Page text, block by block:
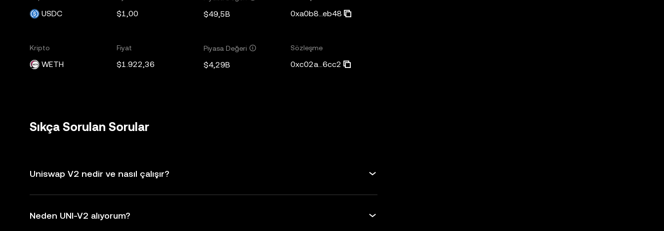
USDC $1,00 $49,5B 0xa0b8...eb48
Kripto
WETH
Fiyat
$1.922,36
Piyasa Değeri
$4,29B
Sözleşme
0xc02a...6cc2
Sıkça Sorulan Sorular
Uniswap V2 nedir ve nasıl çalışır?
Neden UNI-V2 alıyorum?